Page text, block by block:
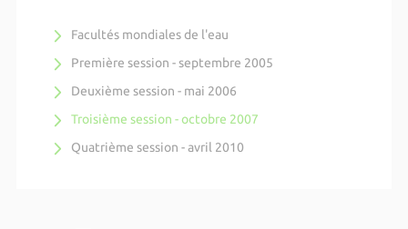
Facultés mondiales de l'eau
Première session - septembre 2005
Deuxième session - mai 2006
Troisième session - octobre 2007
Quatrième session - avril 2010